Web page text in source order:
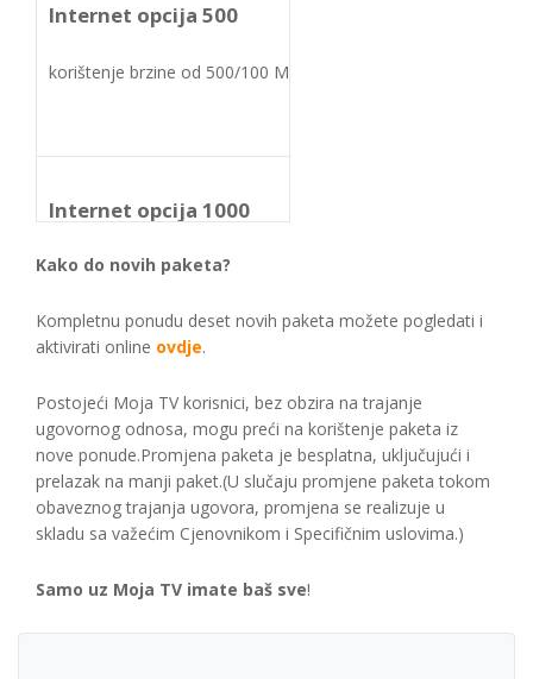
Internet opcija 500
korištenje brzine od 500/100 Mbps
Internet opcija 1000
korištenje brzine od 1000/200 Mbps
Kako do novih paketa?
Kompletnu ponudu deset novih paketa možete pogledati i
aktivirati online ovdje.
Postojeći Moja TV korisnici, bez obzira na trajanje
ugovornog odnosa, mogu preći na korištenje paketa iz
nove ponude.Promjena paketa je besplatna, uključujući i
prelazak na manji paket.(U slučaju promjene paketa tokom
obaveznog trajanja ugovora, promjena se realizuje u
skladu sa važećim Cjenovnikom i Specifičnim uslovima.)
Samo uz Moja TV imate baš sve!